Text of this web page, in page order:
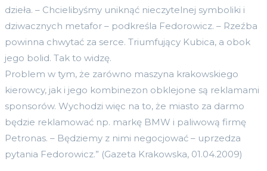
dzieła. – Chcielibyśmy uniknąć nieczytelnej symboliki i
dziwacznych metafor – podkreśla Fedorowicz. – Rzeźba
powinna chwytać za serce. Triumfujący Kubica, a obok
jego bolid. Tak to widzę.
Problem w tym, że zarówno maszyna krakowskiego
kierowcy, jak i jego kombinezon obklejone są reklamami
sponsorów. Wychodzi więc na to, że miasto za darmo
będzie reklamować np. markę BMW i paliwową firmę
Petronas. – Będziemy z nimi negocjować – uprzedza
pytania Fedorowicz.” (Gazeta Krakowska, 01.04.2009)